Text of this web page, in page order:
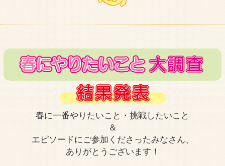
春に一番やりたいこと・挑戦したいこと
＆
エピソードにご参加くださったみなさん、
ありがとうございます！